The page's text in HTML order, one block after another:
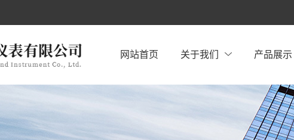
网站首页 关于我们 产品展示